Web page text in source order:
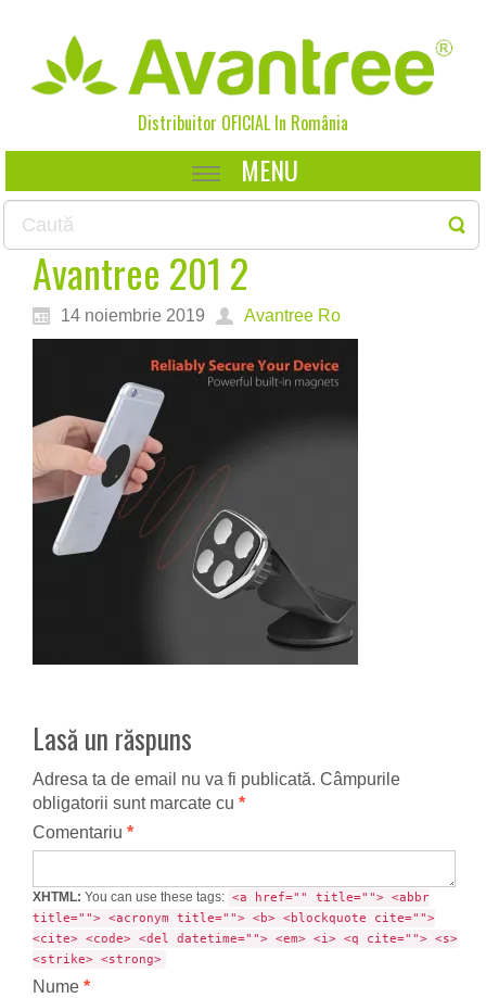
Distribuitor OFICIAL In România
MENU
Avantree 201 2
14 noiembrie 2019 Avantree Ro
Lasă un răspuns
Adresa ta de email nu va fi publicată. Câmpurile
obligatorii sunt marcate cu *
Comentariu *
XHTML: You can use these tags: <a href="" title=""> <abbr
title=""> <acronym title=""> <b> <blockquote cite="">
<cite> <code> <del datetime=""> <em> <i> <q cite=""> <s>
<strike> <strong>
Nume *